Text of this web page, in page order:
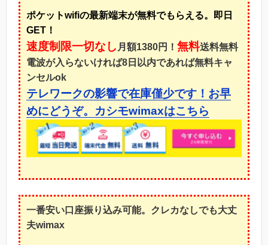
ポケットwifiの最新端末が無料でもらえる。即日
GET！
速度制限一切なし 月額1380円！ 無料送料無料
電波が入らないければ8日以内であれば無料キャ
ンセルok
テレワークの影響で在庫僅少です！お早
めにどうぞ。カシモwimaxはこちら
一番安い口座振り込み可能。クレカなしでも大丈
夫wimax